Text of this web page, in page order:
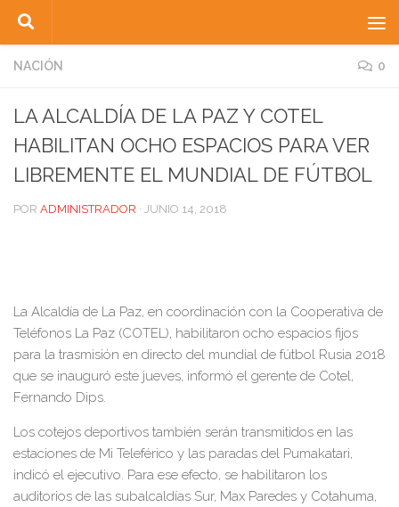
Saltar al contenido
NACIÓN 0
LA ALCALDÍA DE LA PAZ Y COTEL
HABILITAN OCHO ESPACIOS PARA VER
LIBREMENTE EL MUNDIAL DE FÚTBOL
POR ADMINISTRADOR · JUNIO 14, 2018
La Alcaldía de La Paz, en coordinación con la Cooperativa de
Teléfonos La Paz (COTEL), habilitaron ocho espacios fijos
para la trasmisión en directo del mundial de fútbol Rusia 2018
que se inauguró este jueves, informó el gerente de Cotel,
Fernando Dips.
Los cotejos deportivos también serán transmitidos en las
estaciones de Mi Teleférico y las paradas del Pumakatari,
indicó el ejecutivo. Para ese efecto, se habilitaron los
auditorios de las subalcaldías Sur, Max Paredes y Cotahuma,